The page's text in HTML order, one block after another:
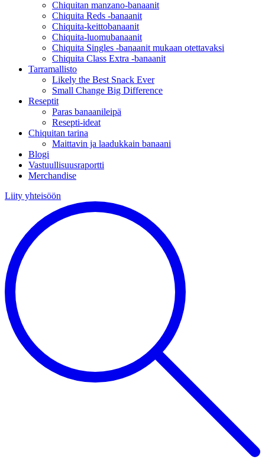
Chiquitan manzano-banaanit
Chiquita Reds -banaanit
Chiquita-keittobanaanit
Chiquita-luomubanaanit
Chiquita Singles -banaanit mukaan otettavaksi
Chiquita Class Extra -banaanit
Tarramallisto
Likely the Best Snack Ever
Small Change Big Difference
Reseptit
Paras banaanileipä
Resepti-ideat
Chiquitan tarina
Maittavin ja laadukkain banaani
Blogi
Vastuullisuusraportti
Merchandise
Liity yhteisöön